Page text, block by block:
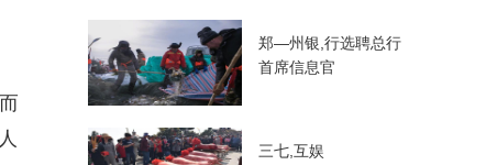
郑—州银,行选聘总行
首席信息官
三七,互娱